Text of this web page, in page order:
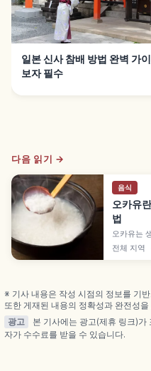
일본 신사 참배 방법 완벽 가
보자 필수
다음 읽기 →
음식
오카유
법
오카유는
드럽게 완
식당에서
전체 지역
※ 기사 내용은 작성 시점의 정보를 기
또한 게재된 내용의 정확성과 완전성
광고
본 기사에는 광고(제휴 링크)가
자가 수수료를 받을 수 있습니다.